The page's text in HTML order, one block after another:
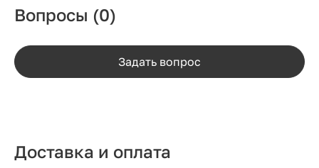
Вопросы (0)
Задать вопрос
Доставка и оплата